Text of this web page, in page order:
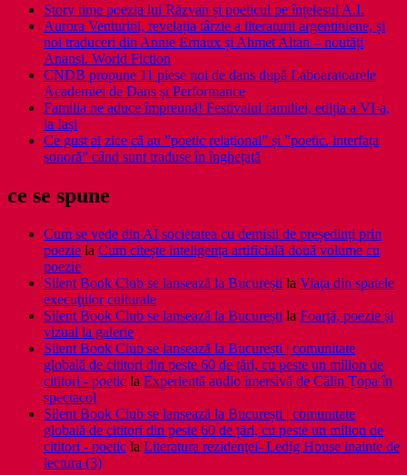
Story time poezia lui Răzvan și poeticul pe înțelesul A.I.
Aurora Venturini, revelația târzie a literaturii argentiniene, și
noi traduceri din Annie Ernaux și Ahmet Altan – noutăți
Anansi. World Fiction
CNDB propune 11 piese noi de dans după Laboaratoarele
Academiei de Dans și Performance
Familia ne aduce împreună! Festivalul familiei, ediția a VI-a,
la Iași
Ce gust ai zice că au ”poetic relațional” și ”poetic. interfața
sonoră” când sunt traduse în înghețată
ce se spune
Cum se vede din AI societatea cu demisii de președinți prin
poezie la Cum citește inteligența artificială două volume cu
poezie
Silent Book Club se lansează la București la Viaţa din spatele
execuţiilor culturale
Silent Book Club se lansează la București la Foarţă, poezie şi
vizual la galerie
Silent Book Club se lansează la București | comunitate
globală de cititori din peste 60 de țări, cu peste un milion de
cititori - poetic la Experiență audio imersivă de Călin Țopa în
spectacol
Silent Book Club se lansează la București | comunitate
globală de cititori din peste 60 de țări, cu peste un milion de
cititori - poetic la Literatura rezidenţei- Ledig House inainte de
lectura (3)